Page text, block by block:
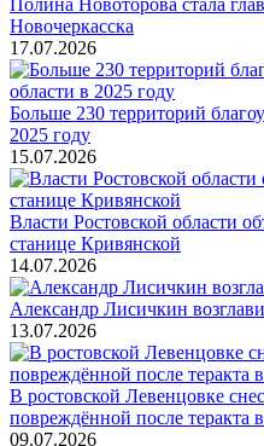
Новочеркасска
17.07.2026
Больше 230 территорий
2025 году
15.07.2026
Власти Ростовской области
станице Кривянской
14.07.2026
Александр Лисичкин
13.07.2026
В ростовской Левенцовке
повреждённой после теракта
09.07.2026